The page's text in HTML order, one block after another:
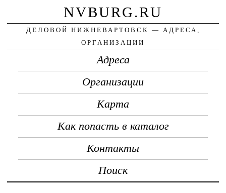
NVBURG.RU
ДЕЛОВОЙ НИЖНЕВАРТОВСК — АДРЕСА,
ОРГАНИЗАЦИИ
Адреса
Организации
Карта
Как попасть в каталог
Контакты
Поиск